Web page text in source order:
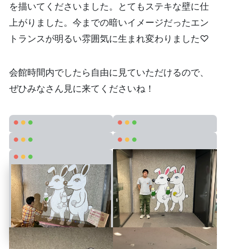
を描いてくださいました。とてもステキな壁に仕
上がりました。今までの暗いイメージだったエン
トランスが明るい雰囲気に生まれ変わりました♡
会館時間内でしたら自由に見ていただけるので、
ぜひみなさん見に来てくださいね！